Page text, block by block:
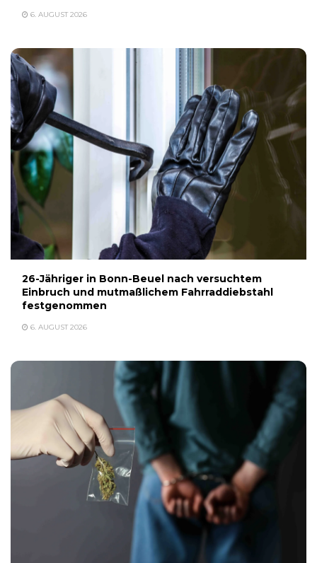
6. AUGUST 2026
26-Jähriger in Bonn-Beuel nach versuchtem
Einbruch und mutmaßlichem Fahrraddiebstahl
festgenommen
6. AUGUST 2026